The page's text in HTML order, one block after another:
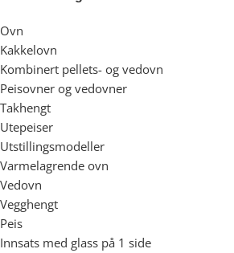
Ovn
Kakkelovn
Kombinert pellets- og vedovn
Peisovner og vedovner
Takhengt
Utepeiser
Utstillingsmodeller
Varmelagrende ovn
Vedovn
Vegghengt
Peis
Innsats med glass på 1 side